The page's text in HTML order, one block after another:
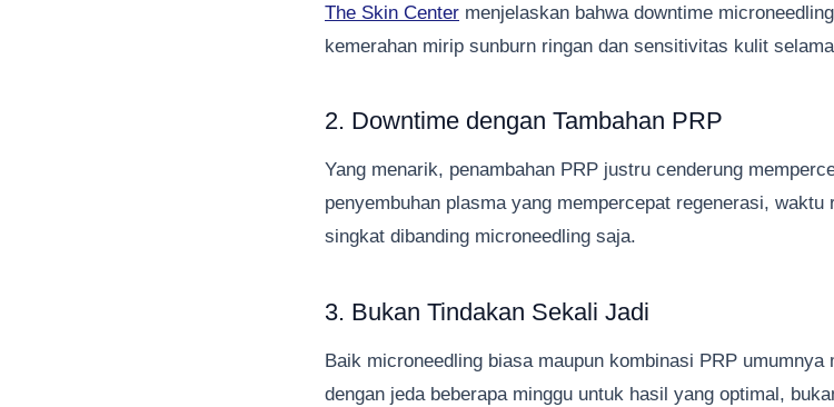
The Skin Center menjelaskan bahwa downtime
kemerahan mirip sunburn ringan dan sensitivitas kulit
2. Downtime dengan Tambahan PRP
Yang menarik, penambahan PRP justru cenderung
penyembuhan plasma yang mempercepat regenerasi,
singkat dibanding microneedling saja.
3. Bukan Tindakan Sekali Jadi
Baik microneedling biasa maupun kombinasi PRP umumnya
dengan jeda beberapa minggu untuk hasil yang optimal,